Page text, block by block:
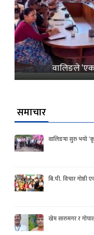
वालिङले ‘एक
समाचार
वालिङमा सुरु भयो
बि.पी. विचार
खेम सारुमगर र